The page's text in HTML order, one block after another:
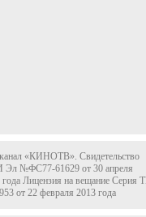
«КИНОТВ». Свидетельство
№ФС77-61629 от 30 апреля
года Лицензия на вещание Серия
от 22 февраля 2013 года